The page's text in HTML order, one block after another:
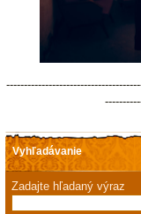
Vyhľadávanie
Zadajte hľadaný výraz